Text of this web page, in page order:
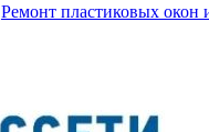
Ремонт пластиковых окон